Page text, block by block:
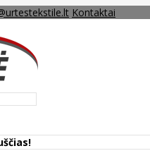
Kontaktai